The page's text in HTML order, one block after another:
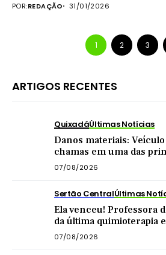
POR:REDAÇÃO 31/01/2026
1 2 3
ARTIGOS RECENTES
QuixadáÚltimas Notícias
Danos materiais:
chamas em uma das
Quixadá
07/08/2026
Sertão CentralÚltimas
Ela venceu! Professora
da última quimioterapia
carreata
07/08/2026